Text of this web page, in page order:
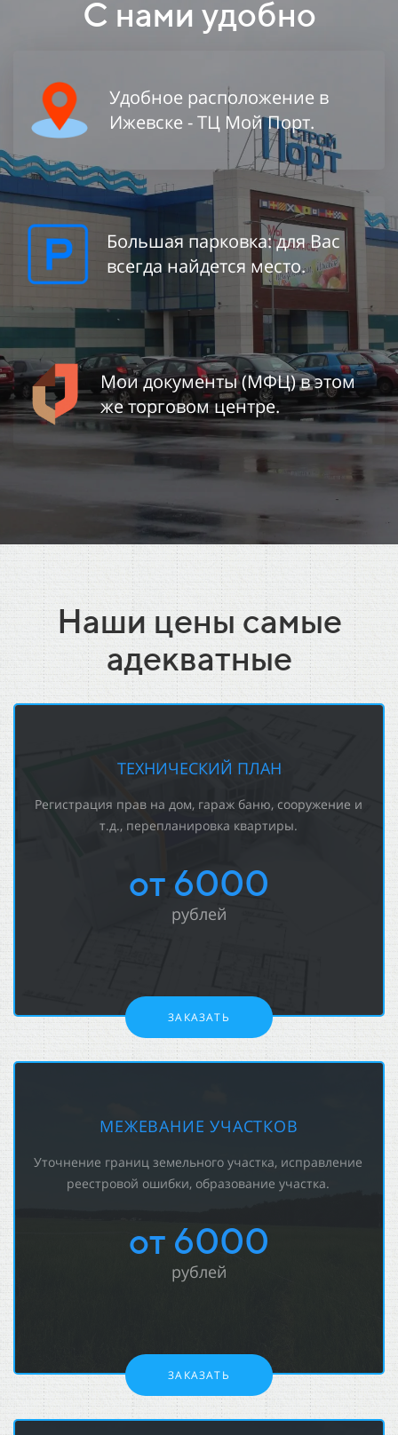
С нами удобно
Удобное расположение в
Ижевске - ТЦ Мой Порт.
Большая парковка: для Вас
всегда найдется место.
Мои документы (МФЦ) в этом
же торговом центре.
Наши цены самые
адекватные
ТЕХНИЧЕСКИЙ ПЛАН
Регистрация прав на дом, гараж баню, сооружение и
т.д., перепланировка квартиры.
от 6000
рублей
ЗАКАЗАТЬ
МЕЖЕВАНИЕ УЧАСТКОВ
Уточнение границ земельного участка, исправление
реестровой ошибки, образование участка.
от 6000
рублей
ЗАКАЗАТЬ